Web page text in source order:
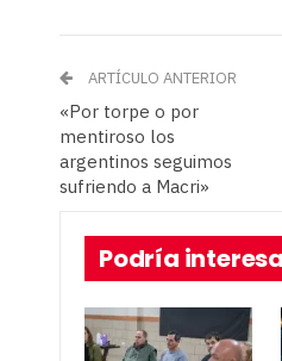
ARTÍCULO ANTERIOR
«Por torpe o por
mentiroso los
argentinos seguimos
sufriendo a Macri»
Podría